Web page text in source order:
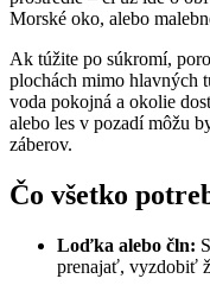
Morské oko, alebo
Ak túžite po súkromí,
plochách mimo hlavných
voda pokojná a okolie
alebo les v pozadí môžu
záberov.
Čo všetko
Loďka alebo čln:
prenajať, vyzdobiť